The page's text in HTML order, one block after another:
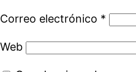
Correo electrónico *
Web